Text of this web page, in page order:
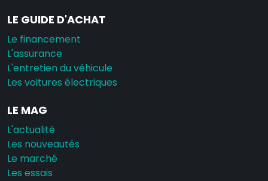
LE GUIDE D'ACHAT
Le financement
L'assurance
L'entretien du véhicule
Les voitures électriques
LE MAG
L'actualité
Les nouveautés
Le marché
Les essais